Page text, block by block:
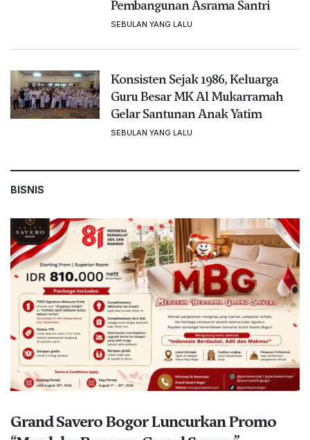
Pembangunan Asrama Santri
SEBULAN YANG LALU
Konsisten Sejak 1986, Keluarga
Guru Besar MK Al Mukarramah
Gelar Santunan Anak Yatim
SEBULAN YANG LALU
BISNIS
Grand Savero Bogor Luncurkan Promo